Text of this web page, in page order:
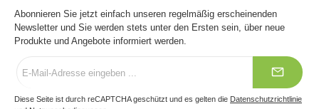
Abonnieren Sie jetzt einfach unseren regelmäßig erscheinenden
Newsletter und Sie werden stets unter den Ersten sein, über neue
Produkte und Angebote informiert werden.
Mail-
Diese Seite ist durch reCAPTCHA geschützt und es gelten die Datenschutzrichtlinie